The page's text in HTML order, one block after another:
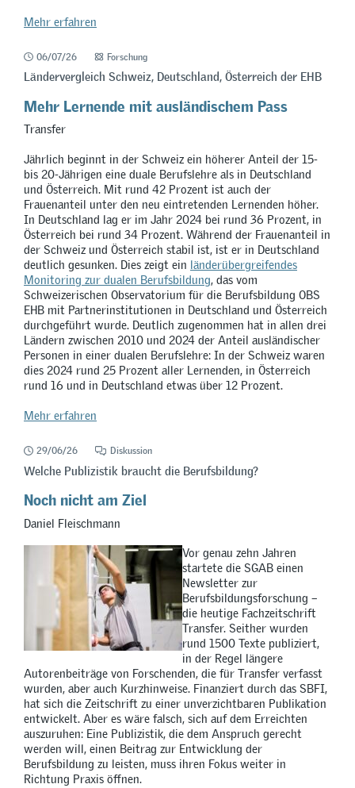
Mehr erfahren
06/07/26 Forschung
Ländervergleich Schweiz, Deutschland, Österreich der EHB
Mehr Lernende mit ausländischem Pass
Transfer
Jährlich beginnt in der Schweiz ein höherer Anteil der 15-
bis 20-Jährigen eine duale Berufslehre als in Deutschland
und Österreich. Mit rund 42 Prozent ist auch der
Frauenanteil unter den neu eintretenden Lernenden höher.
In Deutschland lag er im Jahr 2024 bei rund 36 Prozent, in
Österreich bei rund 34 Prozent. Während der Frauenanteil in
der Schweiz und Österreich stabil ist, ist er in Deutschland
deutlich gesunken. Dies zeigt ein länderübergreifendes
Monitoring zur dualen Berufsbildung, das vom
Schweizerischen Observatorium für die Berufsbildung OBS
EHB mit Partnerinstitutionen in Deutschland und Österreich
durchgeführt wurde. Deutlich zugenommen hat in allen drei
Ländern zwischen 2010 und 2024 der Anteil ausländischer
Personen in einer dualen Berufslehre: In der Schweiz waren
dies 2024 rund 25 Prozent aller Lernenden, in Österreich
rund 16 und in Deutschland etwas über 12 Prozent.
Mehr erfahren
29/06/26 Diskussion
Welche Publizistik braucht die Berufsbildung?
Noch nicht am Ziel
Daniel Fleischmann
Vor genau zehn Jahren
startete die SGAB einen
Newsletter zur
Berufsbildungsforschung –
die heutige Fachzeitschrift
Transfer. Seither wurden
rund 1500 Texte publiziert,
in der Regel längere
Autorenbeiträge von Forschenden, die für Transfer verfasst
wurden, aber auch Kurzhinweise. Finanziert durch das SBFI,
hat sich die Zeitschrift zu einer unverzichtbaren Publikation
entwickelt. Aber es wäre falsch, sich auf dem Erreichten
auszuruhen: Eine Publizistik, die dem Anspruch gerecht
werden will, einen Beitrag zur Entwicklung der
Berufsbildung zu leisten, muss ihren Fokus weiter in
Richtung Praxis öffnen.